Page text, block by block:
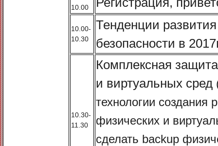
10.00
10.00-
10.30
Тенденции
безопасности в
10.30-
11.30
Комплексная
и виртуальных сред
технологии создания
физических и
сделать backup